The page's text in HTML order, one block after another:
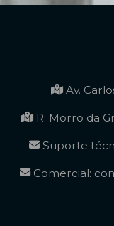
Av.
R. Morro da
Suporte
Comercial: